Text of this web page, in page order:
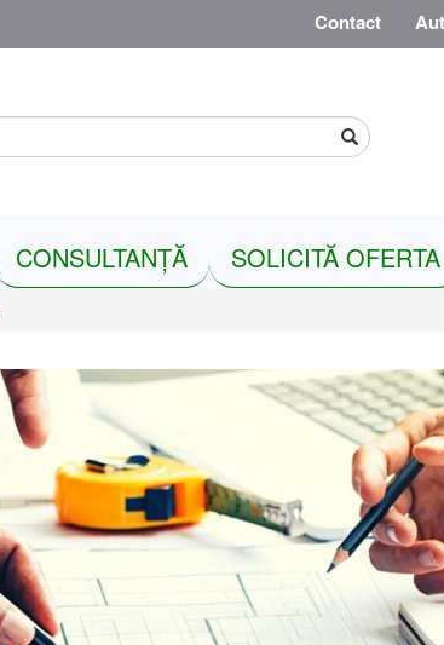
Contact
CONSULTANȚĂ SOLICITĂ OFERTA